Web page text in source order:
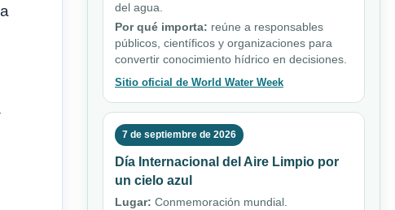
del agua.
Por qué importa: reúne a responsables
públicos, científicos y organizaciones para
convertir conocimiento hídrico en decisiones.
Sitio oficial de World Water Week
7 de septiembre de 2026
Día Internacional del Aire Limpio por
un cielo azul
Lugar: Conmemoración mundial.